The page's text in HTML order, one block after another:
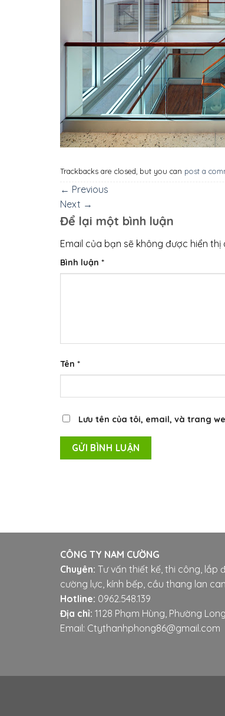
Trackbacks are closed, but you can post a
← Previous
Next →
Để lại một bình luận
Email của bạn sẽ không được hiển thị
Bình luận *
Tên *
Lưu tên của tôi, email, và trang
CÔNG TY NAM CƯỜNG
Chuyên: Tư vấn thiết kế, thi công, lắp
cường lực, kính bếp, cầu thang lan
Hotline: 0962.548.139
Địa chỉ: 1128 Phạm Hùng, Phường
Email: Ctythanhphong86@gmail.com